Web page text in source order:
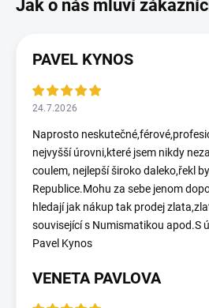
PAVEL KYNOS
24.7.2026
Naprosto
nejvyšší úrovni,které jsem nikdy
coulem, nejlepší široko daleko,řekl
Republice.Mohu za sebe jenom
hledají jak nákup tak prodej
související s Numismatikou apod.S
Pavel Kynos
VENETA PAVLOVA